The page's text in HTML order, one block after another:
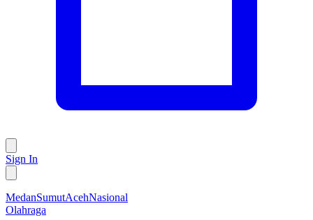
Sign In
MedanSumutAcehNasional
Olahraga